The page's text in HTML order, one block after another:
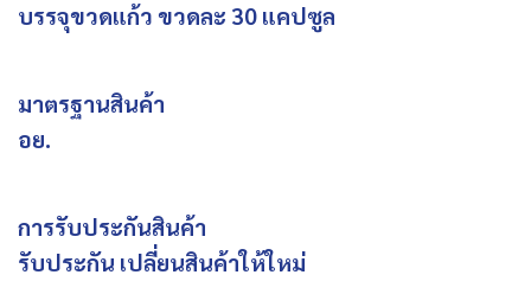
บรรจุขวดแก้ว ขวดละ 30 แคปซูล
มาตรฐานสินค้า
อย.
การรับประกันสินค้า
รับประกัน เปลี่ยนสินค้าให้ใหม่